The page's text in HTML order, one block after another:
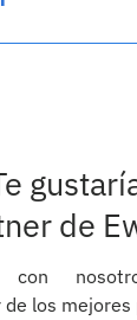
de
con
los mejores